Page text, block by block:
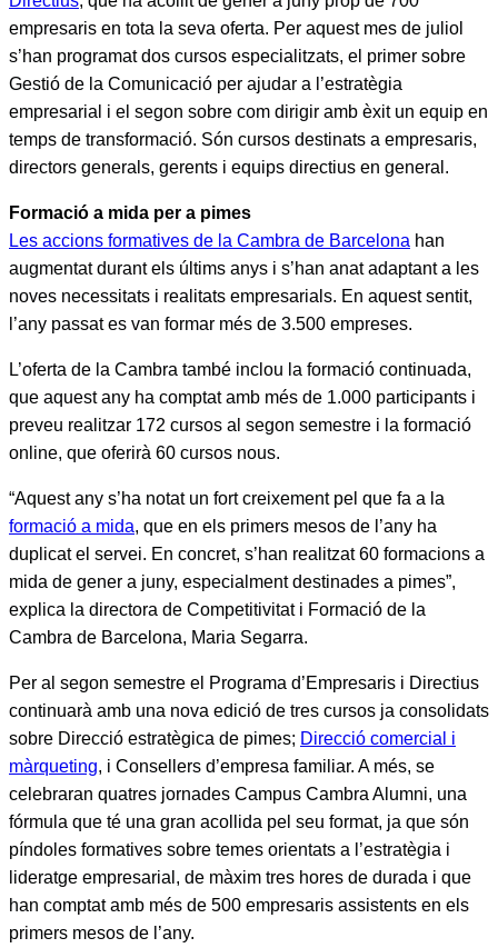
empresaris en tota la seva oferta. Per aquest mes de juliol
s’han programat dos cursos especialitzats, el primer sobre
Gestió de la Comunicació per ajudar a l’estratègia
empresarial i el segon sobre com dirigir amb èxit un equip en
temps de transformació. Són cursos destinats a empresaris,
directors generals, gerents i equips directius en general.
Formació a mida per a pimes
Les accions formatives de la Cambra de Barcelona han
augmentat durant els últims anys i s’han anat adaptant a les
noves necessitats i realitats empresarials. En aquest sentit,
l’any passat es van formar més de 3.500 empreses.
L’oferta de la Cambra també inclou la formació continuada,
que aquest any ha comptat amb més de 1.000 participants i
preveu realitzar 172 cursos al segon semestre i la formació
online, que oferirà 60 cursos nous.
“Aquest any s’ha notat un fort creixement pel que fa a la
formació a mida, que en els primers mesos de l’any ha
duplicat el servei. En concret, s’han realitzat 60 formacions a
mida de gener a juny, especialment destinades a pimes”,
explica la directora de Competitivitat i Formació de la
Cambra de Barcelona, Maria Segarra.
Per al segon semestre el Programa d’Empresaris i Directius
continuarà amb una nova edició de tres cursos ja consolidats
sobre Direcció estratègica de pimes; Direcció comercial i
màrqueting, i Consellers d’empresa familiar. A més, se
celebraran quatres jornades Campus Cambra Alumni, una
fórmula que té una gran acollida pel seu format, ja que són
píndoles formatives sobre temes orientats a l’estratègia i
lideratge empresarial, de màxim tres hores de durada i que
han comptat amb més de 500 empresaris assistents en els
primers mesos de l’any.